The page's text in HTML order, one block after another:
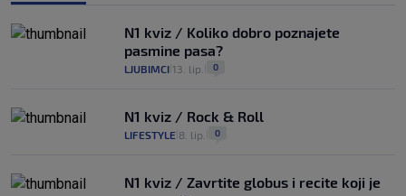
N1 kviz / Koliko dobro poznajete
pasmine pasa?
LJUBIMCI 13. lip. 0
N1 kviz / Rock & Roll
LIFESTYLE 8. lip. 0
N1 kviz / Zavrtite globus i recite koji je